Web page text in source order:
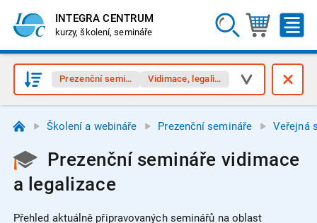
INTEGRA CENTRUM
kurzy, školení, semináře
Prezenční semináře Vidimace, legalizace
Školení a webináře Prezenční semináře Veřejná
Prezenční semináře vidimace
a legalizace
Přehled aktuálně připravovaných seminářů na oblast